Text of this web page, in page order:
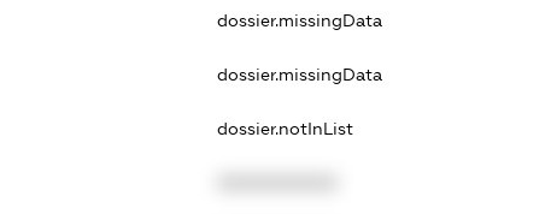
dossier.missingData
dossier.missingData
dossier.notInList